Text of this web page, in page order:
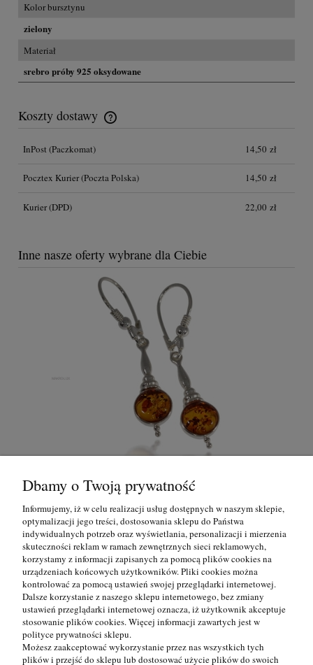
Kolor bursztynu
zielony
Materiał
srebro próby 925 oksydowane
Koszty dostawy
Przesyłka GRATIS na terenie Polski dla zakupów powyżej 300,00
InPost (Paczkomat) 14,50 zł
Pocztex Kurier(Poczta Polska) 14,50 zł
Kurier(DPD) 22,00 zł
Inne nasze oferty wybrane dla Ciebie
Kolczyki - okrągłe bursztyny w srebrnej oprawie
122,00 zł
do koszyka
Informacje
Pomoc
Dbamy o Twoją prywatność
Informujemy, iż w celu realizacji usług dostępnych w naszym sklepie,
optymalizacji jego treści, dostosowania sklepu do Państwa
indywidualnych potrzeb oraz wyświetlania, personalizacji i mierzenia
skuteczności reklam w ramach zewnętrznych sieci reklamowych,
korzystamy z informacji zapisanych za pomocą plików cookies na
urządzeniach końcowych użytkowników. Pliki cookies można
kontrolować za pomocą ustawień swojej przeglądarki internetowej.
Dalsze korzystanie z naszego sklepu internetowego, bez zmiany
ustawień przeglądarki internetowej oznacza, iż użytkownik akceptuje
stosowanie plików cookies. Więcej informacji zawartych jest w
polityce prywatności sklepu.
Możesz zaakceptować wykorzystanie przez nas wszystkich tych
plików i przejść do sklepu lub dostosować użycie plików do swoich